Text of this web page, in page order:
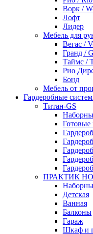
Ворк /
Лофт
Лидер
Мебель для
Вегас /
Гранд /
Таймс /
Рио
Бонд
Мебель от
Гардеробные
Титан-GS
Готовые
ПРАКТИК
Детская
Ванная
Балконы
Гараж
Шкаф и